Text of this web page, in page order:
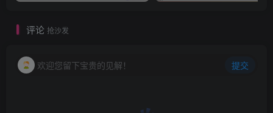
评论 抢沙发
欢迎您留下宝贵的见解！ 提交